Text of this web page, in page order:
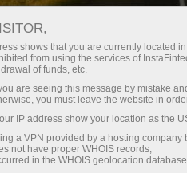
通过InstaForex获得
点差和手续费，以及
易的优惠条件
每笔存款
30%奖金
交易速度
与赛道速度
shows that you are currently located
from using the services of
of funds, etc.
are seeing this message by mistake
you must leave the website in
IP address show your location as the
a VPN provided by a hosting company
not have proper WHOIS records;
in the WHOIS geolocation